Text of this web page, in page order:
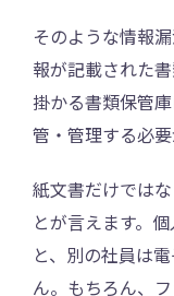
そのような情報
報が記載された
掛かる書類保管
管・管理する必要
紙文書だけでは
とが言えます。
と、別の社員は
ん。もちろん、